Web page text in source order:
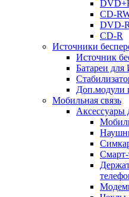
CD-
DVD-R
CD-R
Источники
Источник
Батареи
Доп.модули
Мобильная связь
Аксессуары